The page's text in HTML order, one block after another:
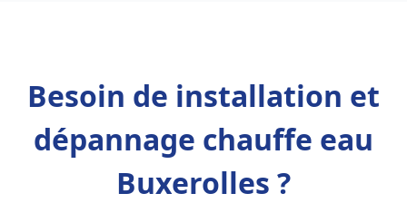
Besoin de installation et
dépannage chauffe eau
Buxerolles ?